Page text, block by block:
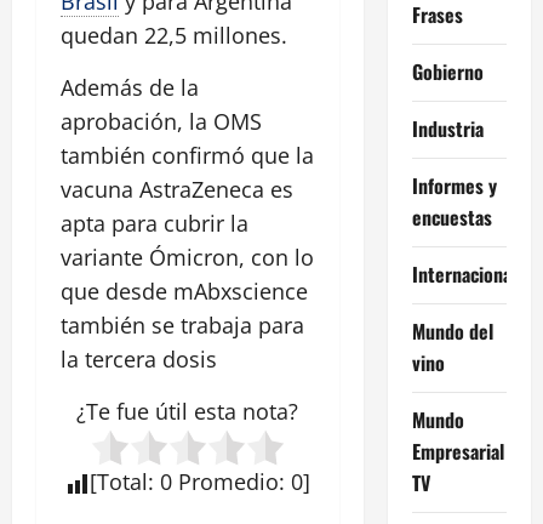
quedan 22,5 millones.
Además de la
aprobación, la OMS
también confirmó que la
vacuna AstraZeneca es
apta para cubrir la
variante Ómicron, con lo
que desde mAbxscience
también se trabaja para
la tercera dosis
¿Te fue útil esta nota?
[Total: 0 Promedio: 0]
Frases
Gobierno
Industria
Informes y
encuestas
Internacional
Mundo del
vino
Mundo
Empresarial
TV